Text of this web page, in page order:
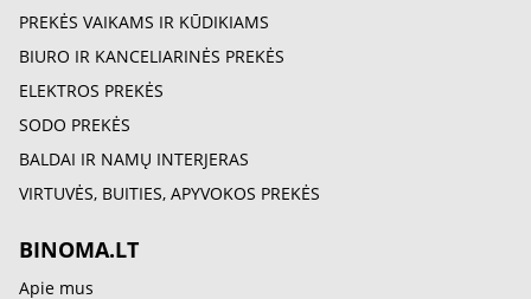
PREKĖS VAIKAMS IR KŪDIKIAMS
BIURO IR KANCELIARINĖS PREKĖS
ELEKTROS PREKĖS
SODO PREKĖS
BALDAI IR NAMŲ INTERJERAS
VIRTUVĖS, BUITIES, APYVOKOS PREKĖS
BINOMA.LT
Apie mus